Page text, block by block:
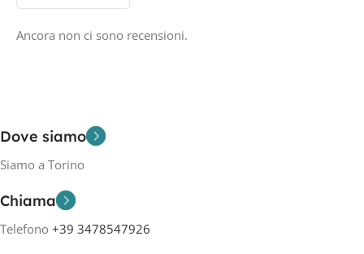
Ancora non ci sono recensioni.
Dove siamo
Siamo a Torino
Chiama
Telefono +39 3478547926